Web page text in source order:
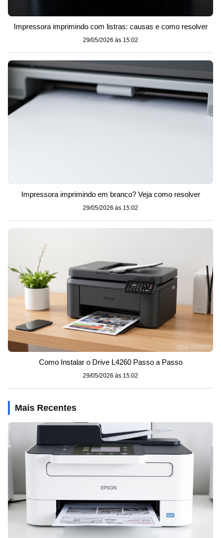
Impressora imprimindo com listras: causas e como resolver
29/05/2026 às 15:02
Impressora imprimindo em branco? Veja como resolver
29/05/2026 às 15:02
Como Instalar o Drive L4260 Passo a Passo
29/05/2026 às 15:02
Mais Recentes